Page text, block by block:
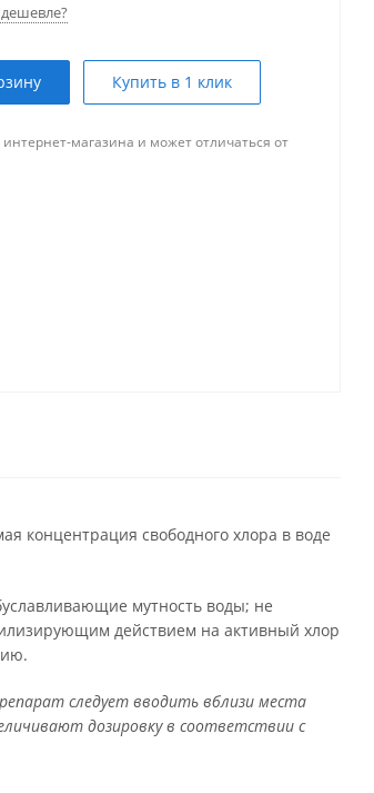
Купить в 1 клик
магазина и может отличаться от
концентрация свободного хлора в воде
мутность воды; не
действием на активный хлор
следует вводить вблизи места
дозировку в соответствии с